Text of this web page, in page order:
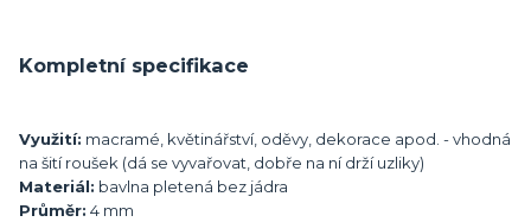
Kompletní specifikace
Využití: macramé, květinářství, oděvy, dekorace apod. - vhodná
na šití roušek (dá se vyvařovat, dobře na ní drží uzliky)
Materiál: bavlna pletená bez jádra
Průměr: 4 mm